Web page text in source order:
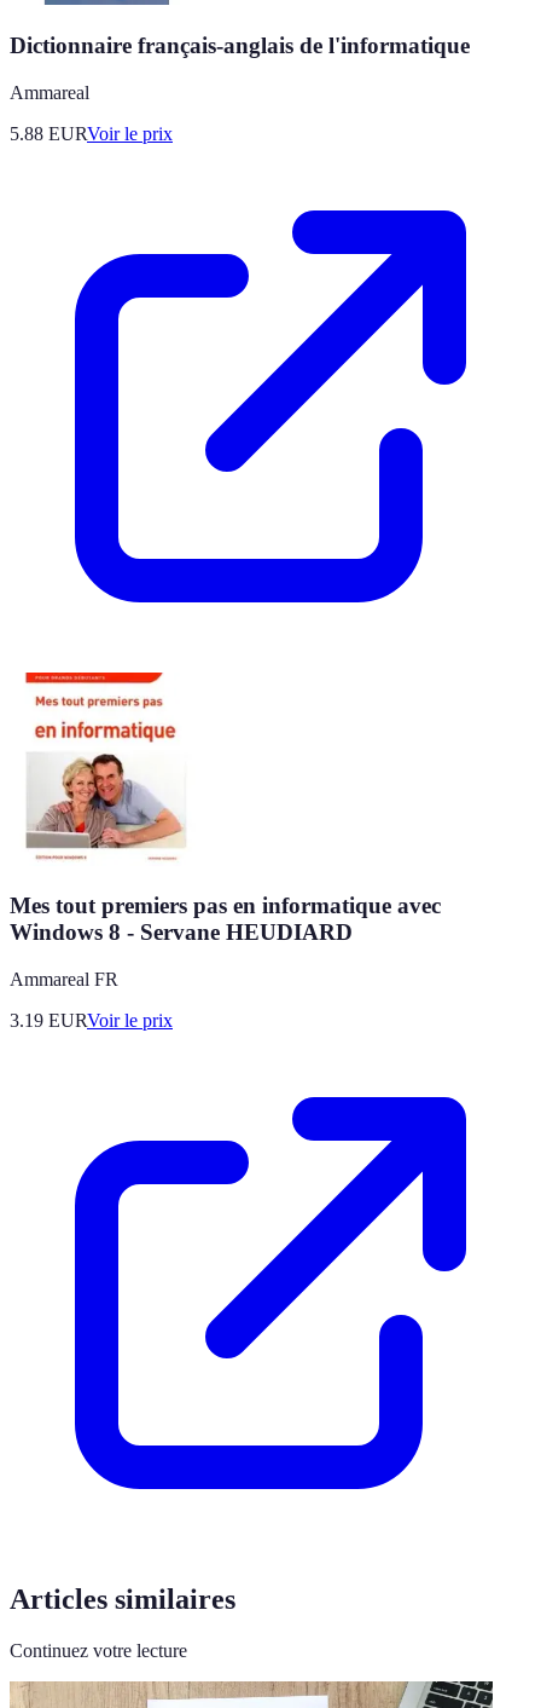
Dictionnaire français-anglais de l'informatique
Ammareal
5.88 EURVoir le prix
Mes tout premiers pas en informatique avec
Windows 8 - Servane HEUDIARD
Ammareal FR
3.19 EURVoir le prix
Articles similaires
Continuez votre lecture